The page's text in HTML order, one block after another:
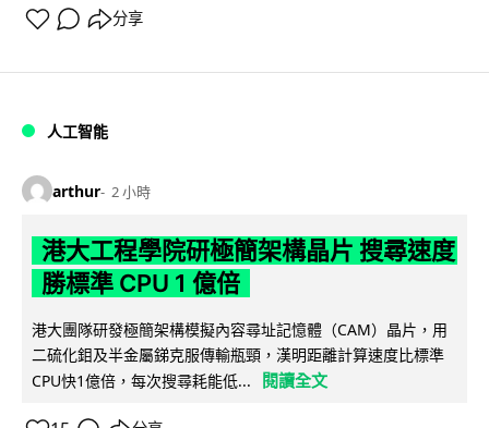
分享
人工智能
arthur 2 小時
港大工程學院研極簡架構晶片 搜尋速度
勝標準 CPU 1 億倍
港大團隊研發極簡架構模擬內容尋址記憶體（CAM）晶片，用
二硫化鉬及半金屬銻克服傳輸瓶頸，漢明距離計算速度比標準
CPU快1億倍，每次搜尋耗能低...
閱讀全文